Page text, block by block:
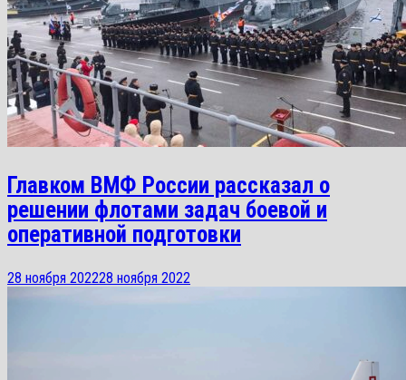
Главком ВМФ России рассказал о
решении флотами задач боевой и
оперативной подготовки
28 ноября 202228 ноября 2022